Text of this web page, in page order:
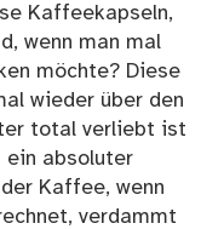
Kaffeekapseln,
wenn man mal
möchte? Diese
wieder über den
total verliebt ist
ein absoluter
Kaffee, wenn
verdammt